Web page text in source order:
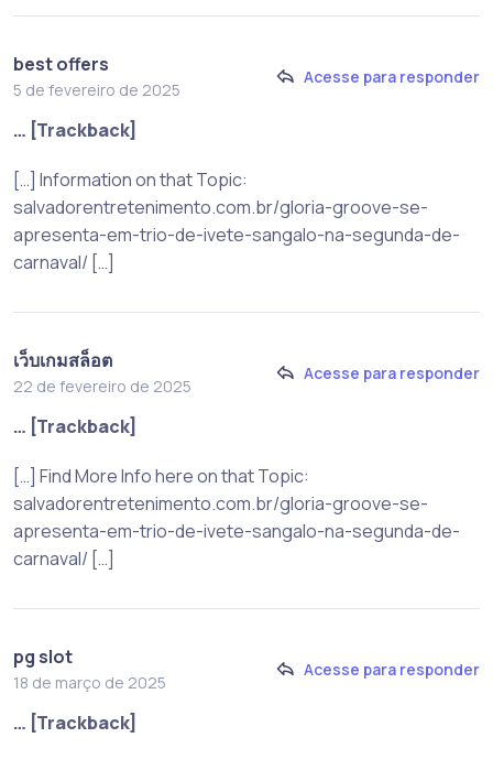
best offers
5 de fevereiro de 2025
Acesse para responder
… [Trackback]
[…] Information on that Topic:
salvadorentretenimento.com.br/gloria-groove-se-
apresenta-em-trio-de-ivete-sangalo-na-segunda-de-
carnaval/ […]
เว็บเกมสล็อต
22 de fevereiro de 2025
Acesse para responder
… [Trackback]
[…] Find More Info here on that Topic:
salvadorentretenimento.com.br/gloria-groove-se-
apresenta-em-trio-de-ivete-sangalo-na-segunda-de-
carnaval/ […]
pg slot
18 de março de 2025
Acesse para responder
… [Trackback]